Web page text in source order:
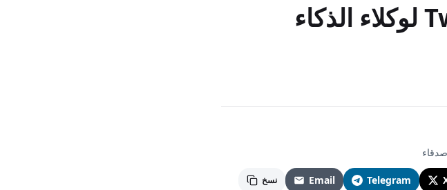
أفضل بديل لـ Twilio Voice لوكلاء الذكاء
Telegram
Email نسخ